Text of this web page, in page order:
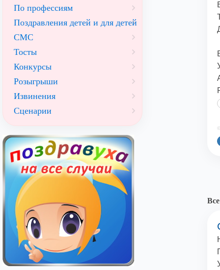
По профессиям
Поздравления детей и для детей
СМС
Тосты
Конкурсы
Розыгрыши
Извинения
Сценарии